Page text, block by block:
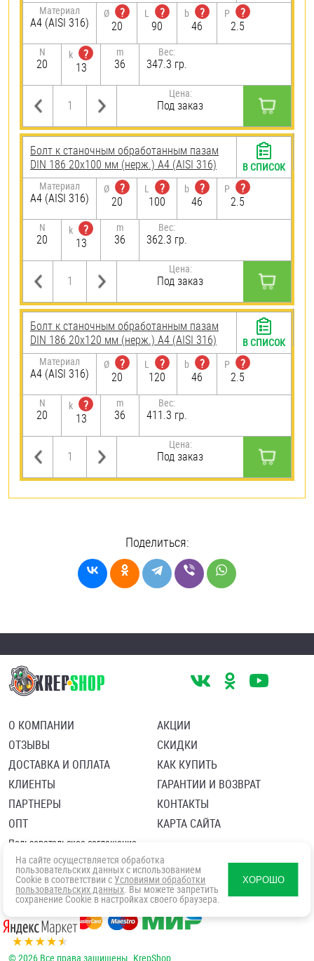
Материал
A4 (AISI 316)
Ø
?
20
L
?
90
b
?
46
P
?
2.5
N
20
k
?
13
m
36
Вес:
347.3 гр.
Цена:
Под заказ
Болт к станочным обработанным пазам
DIN 186 20х100 мм (нерж.) A4 (AISI 316)
Материал
A4 (AISI 316)
Ø
?
20
L
?
100
b
?
46
P
?
2.5
N
20
k
?
13
m
36
Вес:
362.3 гр.
Цена:
Под заказ
В СПИСОК
Болт к станочным обработанным пазам
DIN 186 20х120 мм (нерж.) A4 (AISI 316)
Материал
A4 (AISI 316)
Ø
?
20
L
?
120
b
?
46
P
?
2.5
N
20
k
?
13
m
36
Вес:
411.3 гр.
Цена:
Под заказ
В СПИСОК
Поделиться:
О КОМПАНИИ
ОТЗЫВЫ
ДОСТАВКА И ОПЛАТА
КЛИЕНТЫ
ПАРТНЕРЫ
ОПТ
АКЦИИ
СКИДКИ
КАК КУПИТЬ
ГАРАНТИИ И ВОЗВРАТ
КОНТАКТЫ
КАРТА САЙТА
Пользовательское соглашение
Политика в отношении обработки персональных данных
Согласие посетителя сайта на обработку персональных данны
© 2026 Все права защищены. KrepShop
На сайте осуществляется обработка
пользовательских данных с использованием
Cookie в соответствии с Условиями обработки
пользовательских данных. Вы можете запретить
сохранение Cookie в настройках своего браузера.
ХОРОШО